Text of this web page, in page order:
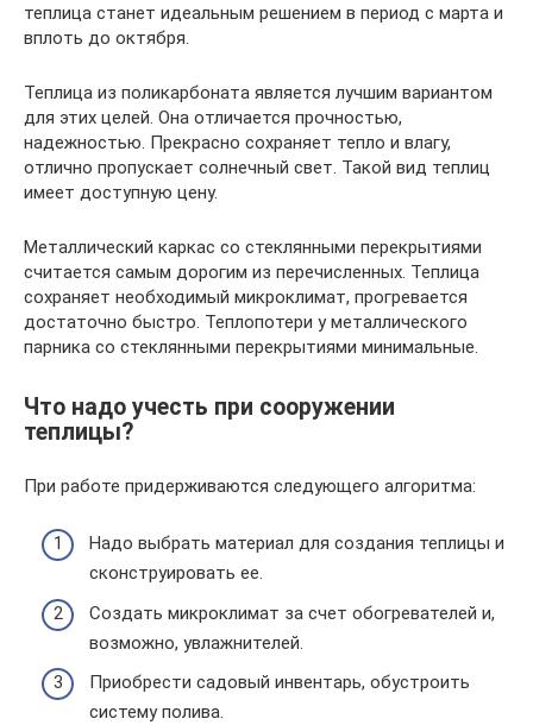
теплица станет идеальным решением в период с марта и
вплоть до октября.
Теплица из поликарбоната является лучшим вариантом
для этих целей. Она отличается прочностью,
надежностью. Прекрасно сохраняет тепло и влагу,
отлично пропускает солнечный свет. Такой вид теплиц
имеет доступную цену.
Металлический каркас со стеклянными перекрытиями
считается самым дорогим из перечисленных. Теплица
сохраняет необходимый микроклимат, прогревается
достаточно быстро. Теплопотери у металлического
парника со стеклянными перекрытиями минимальные.
Что надо учесть при сооружении
теплицы?
При работе придерживаются следующего алгоритма:
Надо выбрать материал для создания теплицы и
сконструировать ее.
Создать микроклимат за счет обогревателей и,
возможно, увлажнителей.
Приобрести садовый инвентарь, обустроить
систему полива.